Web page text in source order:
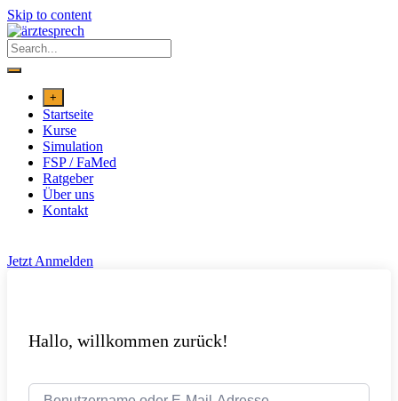
Skip to content
+
Startseite
Kurse
Simulation
FSP / FaMed
Ratgeber
Über uns
Kontakt
Jetzt Anmelden
Hallo, willkommen zurück!